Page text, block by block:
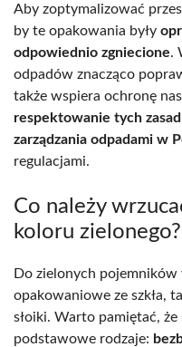
Aby zoptymalizować
by te opakowania były
odpowiednio zgniecione.
odpadów znacząco
także wspiera ochronę
respektowanie tych
zarządzania odpadami w
regulacjami.
Co należy
koloru zielonego?
Do zielonych pojemników
opakowaniowe ze szkła,
słoiki. Warto pamiętać, że
podstawowe rodzaje: